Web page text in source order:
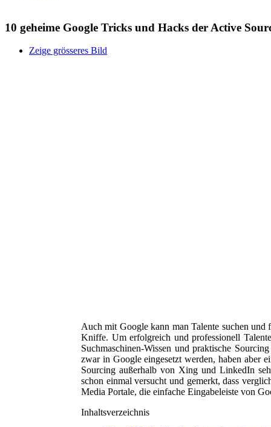
10 geheime Google Tricks und Hacks der Active
Zeige grösseres Bild
Auch mit Google kann man Talente suchen
Kniffe. Um erfolgreich und professionell
Suchmaschinen-Wissen und praktische
zwar in Google eingesetzt werden, haben aber
Sourcing außerhalb von Xing und LinkedIn
schon einmal versucht und gemerkt, dass
Media Portale, die einfache Eingabeleiste von
Inhaltsverzeichnis